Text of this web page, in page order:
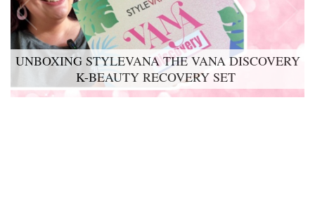
UNBOXING STYLEVANA THE VANA DISCOVERY
K-BEAUTY RECOVERY SET